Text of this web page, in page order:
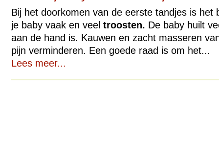
Bij het doorkomen van de eerste tandjes is het
je baby vaak en veel troosten. De baby huilt
aan de hand is. Kauwen en zacht masseren
pijn verminderen. Een goede raad is om het...
Lees meer...